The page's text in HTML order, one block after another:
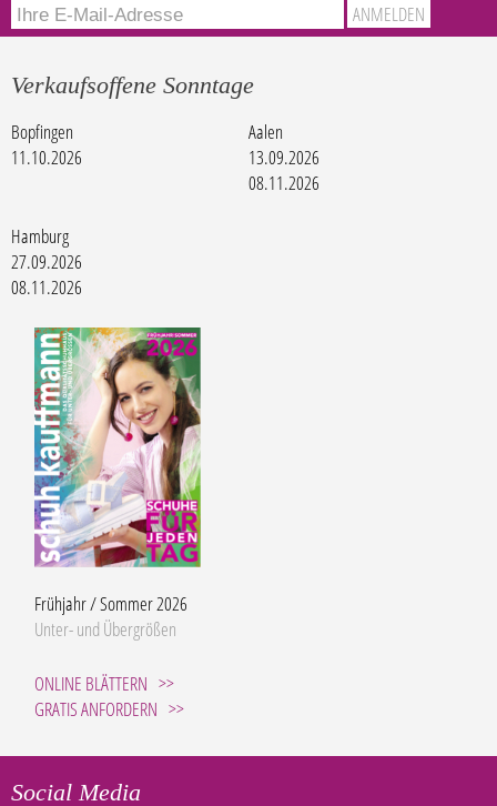
Verkaufsoffene Sonntage
Bopfingen
11.10.2026
Aalen
13.09.2026
08.11.2026
Hamburg
27.09.2026
08.11.2026
Frühjahr / Sommer 2026
Unter- und Übergrößen
ONLINE BLÄTTERN
GRATIS ANFORDERN
Social Media